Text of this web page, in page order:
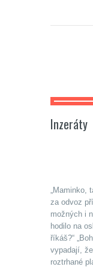
Inzeráty
„Maminko,
za odvoz
možných i
hodilo na
říkáš?“
vypadají,
roztrhané